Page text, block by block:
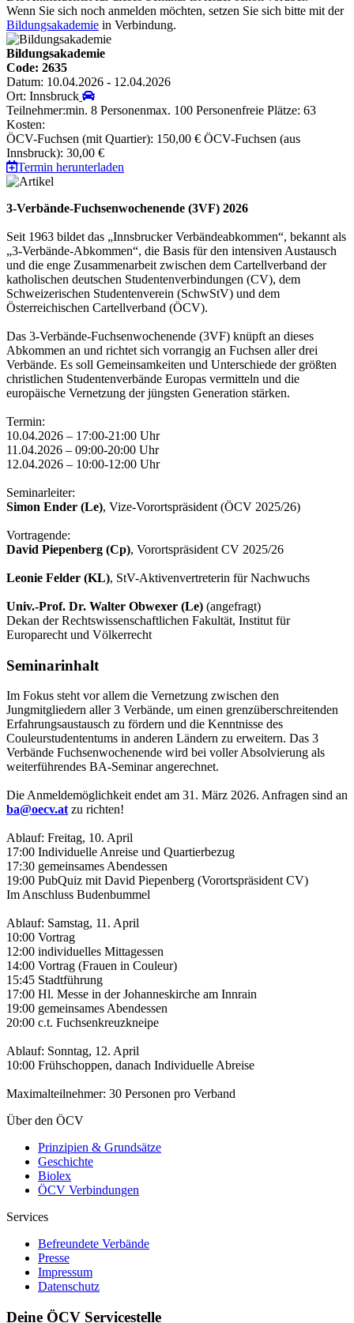
Wenn Sie sich noch anmelden möchten, setzen Sie sich bitte mit der
Bildungsakademie in Verbindung.
Bildungsakademie
Code: 2635
Datum: 10.04.2026 - 12.04.2026
Ort: Innsbruck
Teilnehmer:min. 8 Personenmax. 100 Personenfreie Plätze: 63
Kosten:
ÖCV-Fuchsen (mit Quartier): 150,00 € ÖCV-Fuchsen (aus
Innsbruck): 30,00 €
Termin herunterladen
3-Verbände-Fuchsenwochenende (3VF) 2026
Seit 1963 bildet das „Innsbrucker Verbändeabkommen“, bekannt als
„3-Verbände-Abkommen“, die Basis für den intensiven Austausch
und die enge Zusammenarbeit zwischen dem Cartellverband der
katholischen deutschen Studentenverbindungen (CV), dem
Schweizerischen Studentenverein (SchwStV) und dem
Österreichischen Cartellverband (ÖCV).
Das 3-Verbände-Fuchsenwochenende (3VF) knüpft an dieses
Abkommen an und richtet sich vorrangig an Fuchsen aller drei
Verbände. Es soll Gemeinsamkeiten und Unterschiede der größten
christlichen Studentenverbände Europas vermitteln und die
europäische Vernetzung der jüngsten Generation stärken.
Termin:
10.04.2026 – 17:00-21:00 Uhr
11.04.2026 – 09:00-20:00 Uhr
12.04.2026 – 10:00-12:00 Uhr
Seminarleiter:
Simon Ender (Le), Vize-Vorortspräsident (ÖCV 2025/26)
Vortragende:
David Piepenberg (Cp), Vorortspräsident CV 2025/26
Leonie Felder (KL), StV-Aktivenvertreterin für Nachwuchs
Univ.-Prof. Dr. Walter Obwexer (Le) (angefragt)
Dekan der Rechtswissenschaftlichen Fakultät, Institut für
Europarecht und Völkerrecht
Seminarinhalt
Im Fokus steht vor allem die Vernetzung zwischen den
Jungmitgliedern aller 3 Verbände, um einen grenzüberschreitenden
Erfahrungsaustausch zu fördern und die Kenntnisse des
Couleurstudententums in anderen Ländern zu erweitern. Das 3
Verbände Fuchsenwochenende wird bei voller Absolvierung als
weiterführendes BA-Seminar angerechnet.
Die Anmeldemöglichkeit endet am 31. März 2026. Anfragen sind an
ba@oecv.at zu richten!
Ablauf: Freitag, 10. April
17:00 Individuelle Anreise und Quartierbezug
17:30 gemeinsames Abendessen
19:00 PubQuiz mit David Piepenberg (Vorortspräsident CV)
Im Anschluss Budenbummel
Ablauf: Samstag, 11. April
10:00 Vortrag
12:00 individuelles Mittagessen
14:00 Vortrag (Frauen in Couleur)
15:45 Stadtführung
17:00 Hl. Messe in der Johanneskirche am Innrain
19:00 gemeinsames Abendessen
20:00 c.t. Fuchsenkreuzkneipe
Ablauf: Sonntag, 12. April
10:00 Frühschoppen, danach Individuelle Abreise
Maximalteilnehmer: 30 Personen pro Verband
Über den ÖCV
Prinzipien & Grundsätze
Geschichte
Biolex
ÖCV Verbindungen
Services
Befreundete Verbände
Presse
Impressum
Datenschutz
Deine ÖCV Servicestelle